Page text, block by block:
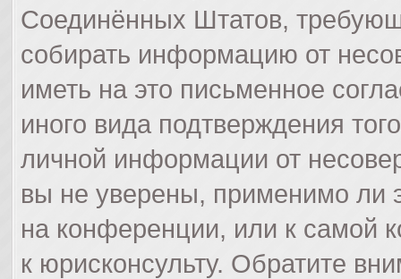
Соединённых Штатов,
собирать информацию от
иметь на это письменное
иного вида подтверждения
личной информации от
вы не уверены, применимо ли
на конференции, или к самой
к юрисконсульту. Обратите